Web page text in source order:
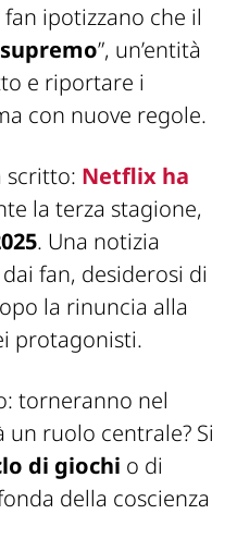
ipotizzano che il
supremo”, un’entità
e riportare i
con nuove regole.
scritto: Netflix ha
la terza stagione,
. Una notizia
fan, desiderosi di
la rinuncia alla
protagonisti.
torneranno nel
un ruolo centrale? Si
di giochi o di
della coscienza